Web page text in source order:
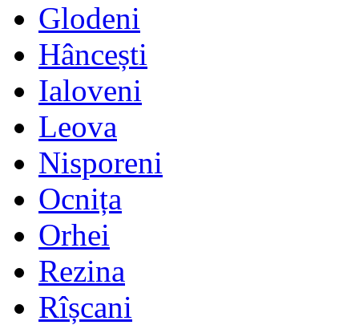
Glodeni
Hâncești
Ialoveni
Leova
Nisporeni
Ocnița
Orhei
Rezina
Rîșcani